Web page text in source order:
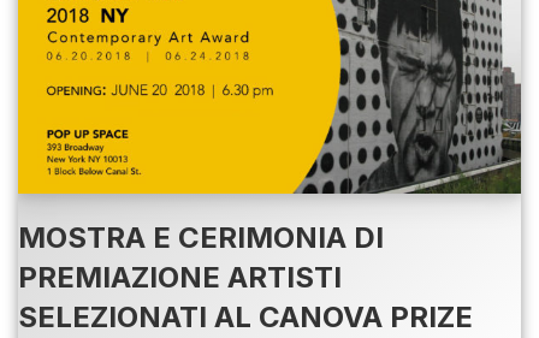
MOSTRA E CERIMONIA DI
PREMIAZIONE ARTISTI
SELEZIONATI AL CANOVA PRIZE